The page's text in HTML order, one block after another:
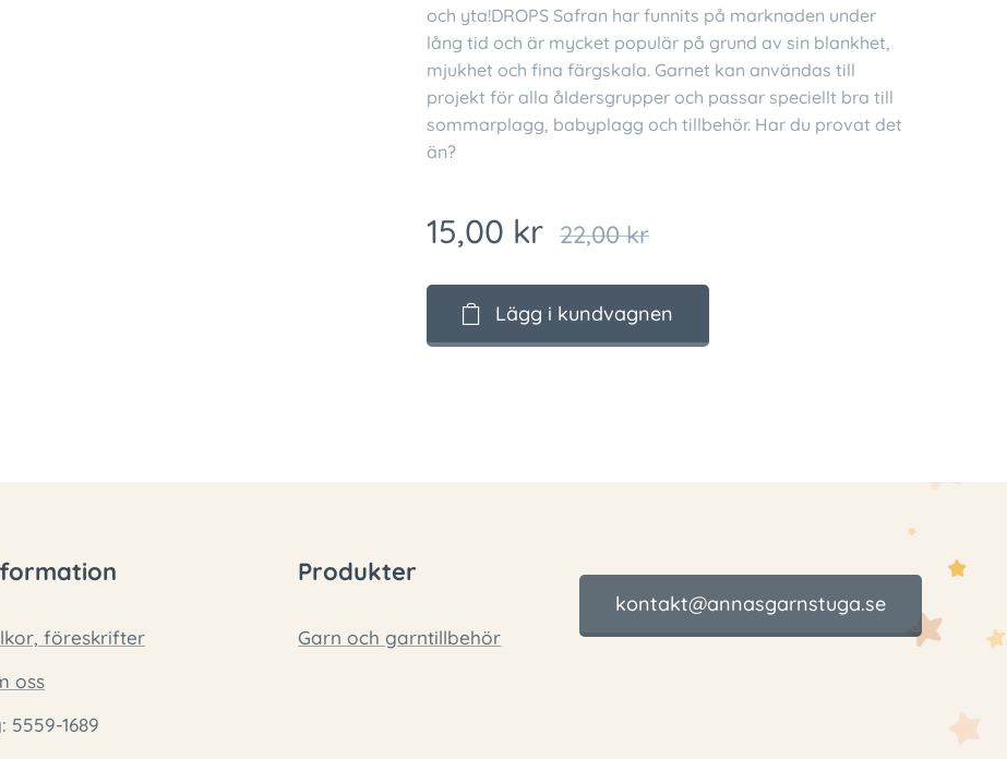
och yta!DROPS Safran har funnits på marknaden under
lång tid och är mycket populär på grund av sin blankhet,
mjukhet och fina färgskala. Garnet kan användas till
projekt för alla åldersgrupper och passar speciellt bra till
sommarplagg, babyplagg och tillbehör. Har du provat det
än?
15,00 kr 22,00kr
Lägg i kundvagnen
föreskrifter
oss
5559-1689
Produkter
Garn och garntillbehör
kontakt@annasgarnstuga.se